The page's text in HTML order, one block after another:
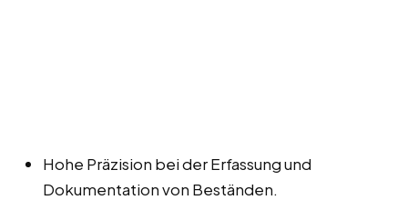
Hohe Präzision bei der Erfassung und
Dokumentation von Beständen.